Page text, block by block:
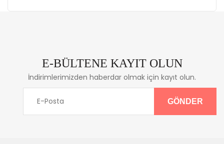
E-BÜLTENE KAYIT OLUN
İndirimlerimizden haberdar olmak için kayıt olun.